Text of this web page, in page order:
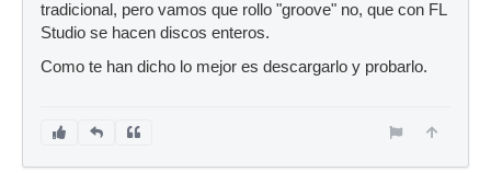
tradicional, pero vamos que rollo "groove" no, que con FL
Studio se hacen discos enteros.
Como te han dicho lo mejor es descargarlo y probarlo.